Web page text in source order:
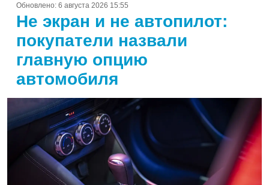
Обновлено: 6 августа 2026 15:55
Не экран и не автопилот:
покупатели назвали
главную опцию
автомобиля